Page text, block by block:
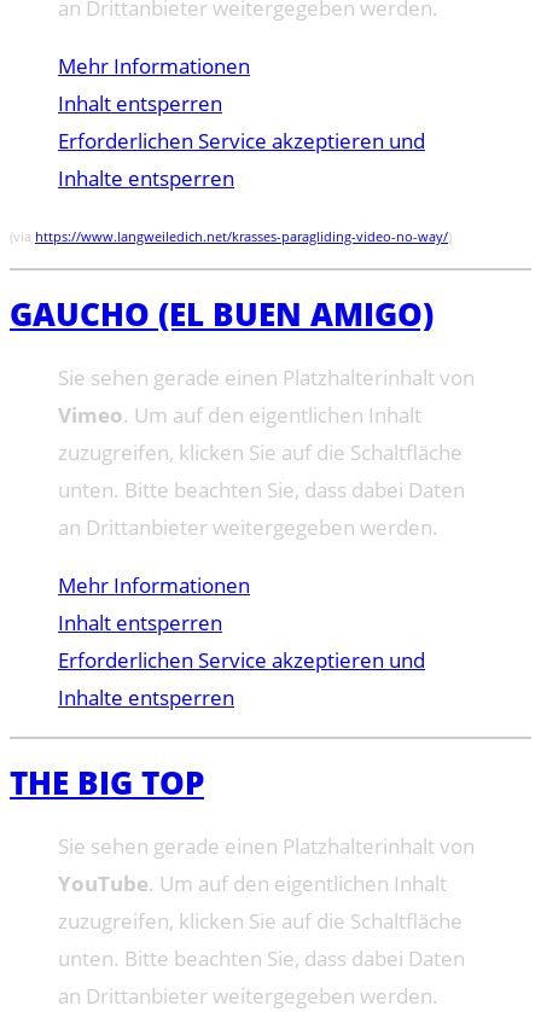
an Drittanbieter weitergegeben werden.
Mehr Informationen
Inhalt entsperren
Erforderlichen Service akzeptieren und
Inhalte entsperren
(via https://www.langweiledich.net/krasses-paragliding-video-no-way/)
GAUCHO (EL BUEN AMIGO)
Sie sehen gerade einen Platzhalterinhalt von
Vimeo. Um auf den eigentlichen Inhalt
zuzugreifen, klicken Sie auf die Schaltfläche
unten. Bitte beachten Sie, dass dabei Daten
an Drittanbieter weitergegeben werden.
Mehr Informationen
Inhalt entsperren
Erforderlichen Service akzeptieren und
Inhalte entsperren
THE BIG TOP
Sie sehen gerade einen Platzhalterinhalt von
YouTube. Um auf den eigentlichen Inhalt
zuzugreifen, klicken Sie auf die Schaltfläche
unten. Bitte beachten Sie, dass dabei Daten
an Drittanbieter weitergegeben werden.